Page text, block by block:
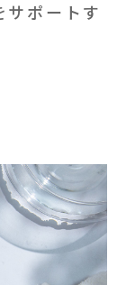
サポートす